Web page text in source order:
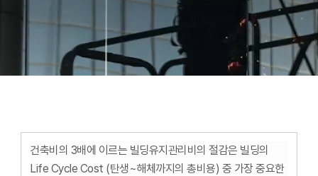
건축비의 3배에 이르는 빌딩유지관리비의 절감은 빌딩의
Life Cycle Cost (탄생~해체까지의 총비용) 중 가장 중요한